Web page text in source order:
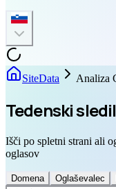
SiteData Analiza
Tedenski
Išči po spletni strani ali
oglasov
Domena Oglaševalec